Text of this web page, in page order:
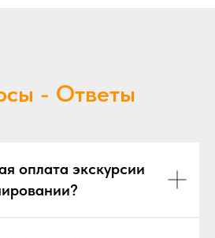
- Ответы
оплата экскурсии